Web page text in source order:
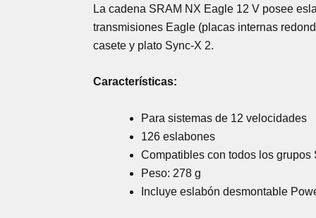
La cadena SRAM NX Eagle 12 V posee
transmisiones Eagle (placas internas
casete y plato Sync-X 2.
Características:
Para sistemas de 12 velocidades
126 eslabones
Compatibles con todos los grupos
Peso: 278 g
Incluye eslabón desmontable